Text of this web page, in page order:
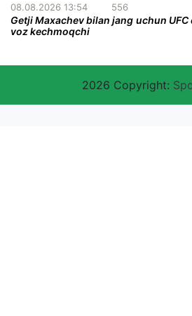
08.08.2026 13:54 556
Getji Maxachev bilan jang uchun
voz kechmoqchi
2026 Copyright: